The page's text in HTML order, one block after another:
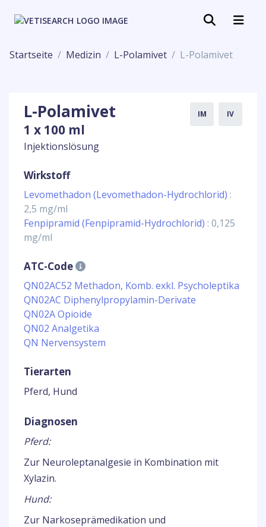
Startseite Medizin L-Polamivet L-Polamivet
L-Polamivet
1 x 100 ml
Injektionslösung
IM IV
Wirkstoff
Levomethadon (Levomethadon-Hydrochlorid) :
2,5 mg/ml
Fenpipramid (Fenpipramid-Hydrochlorid) : 0,125
mg/ml
ATC-Code
QN02AC52 Methadon, Komb. exkl. Psycholeptika
QN02AC Diphenylpropylamin-Derivate
QN02A Opioide
QN02 Analgetika
QN Nervensystem
Tierarten
Pferd, Hund
Diagnosen
Pferd:
Zur Neuroleptanalgesie in Kombination mit
Xylazin.
Hund:
Zur Narkoseprämedikation und